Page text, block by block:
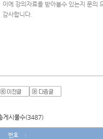
이에 강의자료를 받아볼수 있는지 문의
감사합니다.
게시물수(3487)
번호